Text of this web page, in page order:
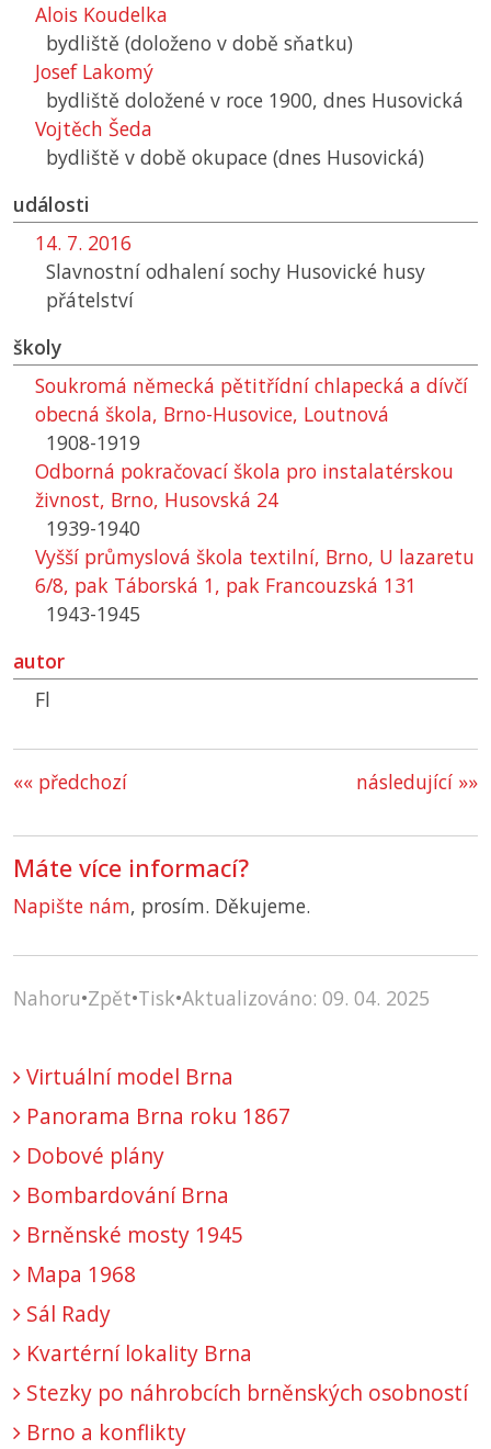
Alois Koudelka
bydliště (doloženo v době sňatku)
Josef Lakomý
bydliště doložené v roce 1900, dnes Husovická
Vojtěch Šeda
bydliště v době okupace (dnes Husovická)
události
14. 7. 2016
Slavnostní odhalení sochy Husovické husy
přátelství
školy
Soukromá německá pětitřídní chlapecká a dívčí
obecná škola, Brno-Husovice, Loutnová
1908-1919
Odborná pokračovací škola pro instalatérskou
živnost, Brno, Husovská 24
1939-1940
Vyšší průmyslová škola textilní, Brno, U lazaretu
6/8, pak Táborská 1, pak Francouzská 131
1943-1945
autor
Fl
«« předchozí následující »»
Máte více informací?
Napište nám, prosím. Děkujeme.
Nahoru•Zpět•Tisk•Aktualizováno: 09. 04. 2025
Virtuální model Brna
Panorama Brna roku 1867
Dobové plány
Bombardování Brna
Brněnské mosty 1945
Mapa 1968
Sál Rady
Kvartérní lokality Brna
Stezky po náhrobcích brněnských osobností
Brno a konflikty